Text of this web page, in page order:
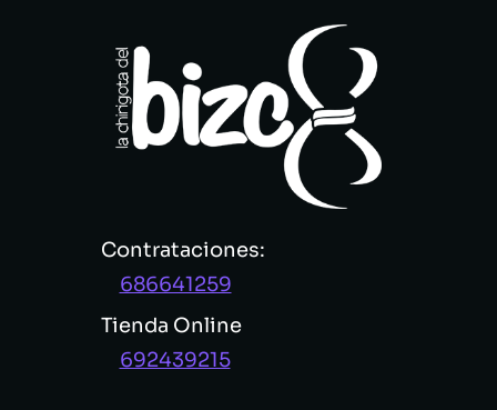
Contrataciones:
686641259
Tienda Online
692439215